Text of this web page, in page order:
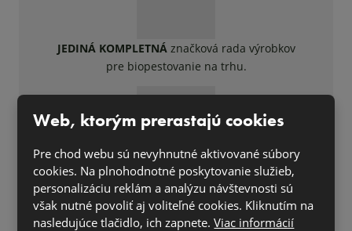
JEDINÁ KOMPLETNÁ značková rada výrobkov
pre biopestovanie na trhu.
Samozrejmosťou je možnosťVYUŽIŤv
ekologickom poľnohospodárstve.
Web, ktorým prerastajú cookies
Pre chod webu sú nevyhnutné aktivované súbory
cookies. Na plnohodnotné poskytovanie služieb,
personalizáciu reklám a analýzu návštevnosti sú
však nutné povoliť aj voliteľné cookies. Kliknutím na
nasledujúce tlačidlo, ich zapnete.Viac informácií